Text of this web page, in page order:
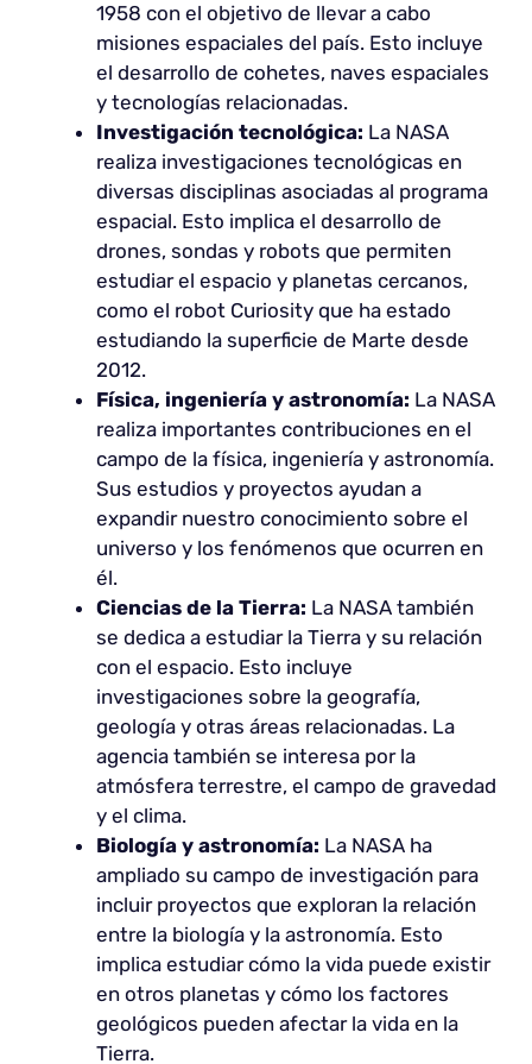
1958 con el objetivo de llevar a cabo
misiones espaciales del país. Esto incluye
el desarrollo de cohetes, naves espaciales
y tecnologías relacionadas.
Investigación tecnológica: La NASA
realiza investigaciones tecnológicas en
diversas disciplinas asociadas al programa
espacial. Esto implica el desarrollo de
drones, sondas y robots que permiten
estudiar el espacio y planetas cercanos,
como el robot Curiosity que ha estado
estudiando la superficie de Marte desde
2012.
Física, ingeniería y astronomía: La NASA
realiza importantes contribuciones en el
campo de la física, ingeniería y astronomía.
Sus estudios y proyectos ayudan a
expandir nuestro conocimiento sobre el
universo y los fenómenos que ocurren en
él.
Ciencias de la Tierra: La NASA también
se dedica a estudiar la Tierra y su relación
con el espacio. Esto incluye
investigaciones sobre la geografía,
geología y otras áreas relacionadas. La
agencia también se interesa por la
atmósfera terrestre, el campo de gravedad
y el clima.
Biología y astronomía: La NASA ha
ampliado su campo de investigación para
incluir proyectos que exploran la relación
entre la biología y la astronomía. Esto
implica estudiar cómo la vida puede existir
en otros planetas y cómo los factores
geológicos pueden afectar la vida en la
Tierra.